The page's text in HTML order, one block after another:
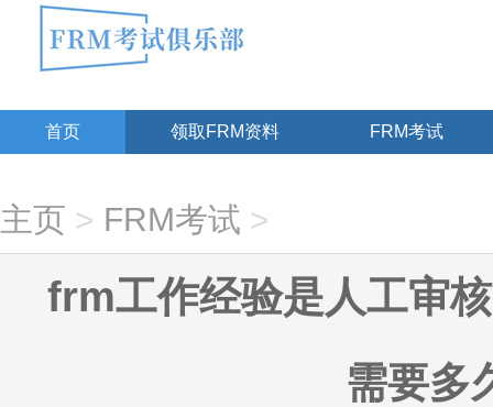
首页 领取FRM资料 FRM考试
主页 > FRM考试 >
frm工作经验是人工审
需要多